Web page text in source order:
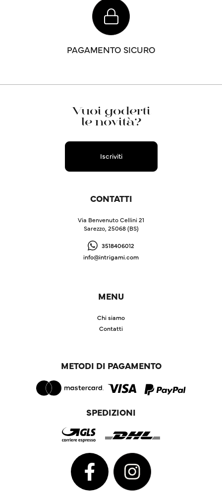
PAGAMENTO SICURO
Vuoi goderti
le novità?
Iscriviti
CONTATTI
Via Benvenuto Cellini 21
Sarezzo, 25068 (BS)
3518406012
info@intrigami.com
MENU
Chi siamo
Contatti
METODI DI PAGAMENTO
SPEDIZIONI